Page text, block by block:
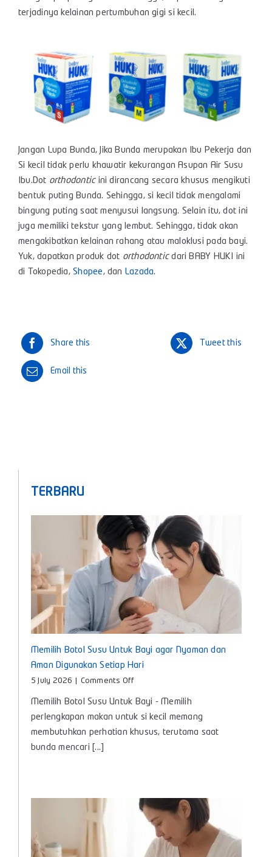
terjadinya kelainan pertumbuhan gigi si kecil.
Jangan Lupa Bunda, Jika Bunda merupakan Ibu Pekerja dan
Si kecil tidak perlu khawatir kekurangan Asupan Air Susu
Ibu.Dot orthodonticini dirancang secara khusus mengikuti
bentuk puting Bunda. Sehingga, si kecil tidak mengalami
bingung puting saat menyusui langsung. Selain itu, dot ini
juga memiliki tekstur yang lembut. Sehingga, tidak akan
mengakibatkan kelainan rahang atau maloklusi pada bayi.
Yuk, dapatkan produk dot orthodonticdari BABY HUKI ini
di Tokopedia,Shopee, dan Lazada.
Share this Tweet this
Email this
TERBARU
Memilih Botol Susu Untuk Bayi agar Nyaman dan
Aman Digunakan Setiap Hari
5 July 2026 Comments Offon
Botol
Susu
Untuk
Setiap
Hari
Memilih Botol Susu Untuk Bayi - Memilih
perlengkapan makan untuk si kecil memang
membutuhkan perhatian khusus, terutama saat
bunda mencari [...]